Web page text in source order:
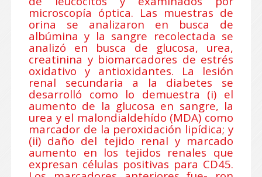
microscopía óptica. Las muestras de
orina se analizaron en busca de
albúmina y la sangre recolectada se
analizó en busca de glucosa, urea,
creatinina y biomarcadores de estrés
oxidativo y antioxidantes. La lesión
renal secundaria a la diabetes se
desarrolló como lo demuestra (i) el
aumento de la glucosa en sangre, la
urea y el malondialdehído (MDA) como
marcador de la peroxidación lipídica; y
(ii) daño del tejido renal y marcado
aumento en los tejidos renales que
expresan células positivas para CD45.